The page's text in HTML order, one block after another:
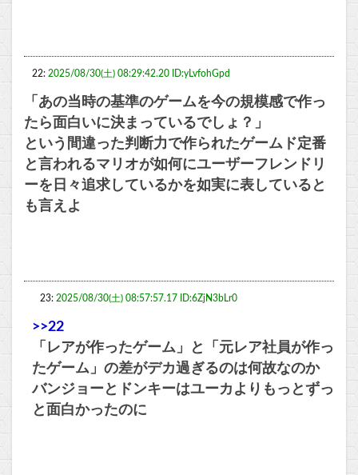
22: 2025/08/30(土) 08:29:42.20 ID:yLvfohGpd
「あの当時の基準のゲームを今の規模感で作っ
たら面白いに決まっているでしょ？」
という間違った判断力で作られたゲームド定番
と言われるマリオが如何にユーザーフレンドリ
ーを日々追求しているかを如実に表していると
も言えよ
23: 2025/08/30(土) 08:57:57.17 ID:6ZjN3bLr0
>>22
「レアが作ったゲーム」と「元レア社員が作っ
たゲーム」の差がデカ過ぎるのは何故なのか
バンジョーとドンキーはユーカよりもっとずっ
と面白かったのに